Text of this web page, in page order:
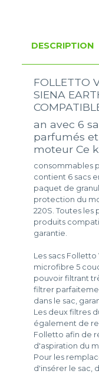
DESCRIPTION
FOLLETTO
SIENA
an avec 6
parfumés
moteur Ce
consommables
contient 6 sacs
paquet de
protection du
220S. Toutes
produits
garantie.
Les sacs Folletto
microfibre 5
pouvoir filtrant
filtrer
dans le sac,
Les deux filtres
également de
Folletto afin de
d'aspiration du
Pour les
d'insérer le sac,